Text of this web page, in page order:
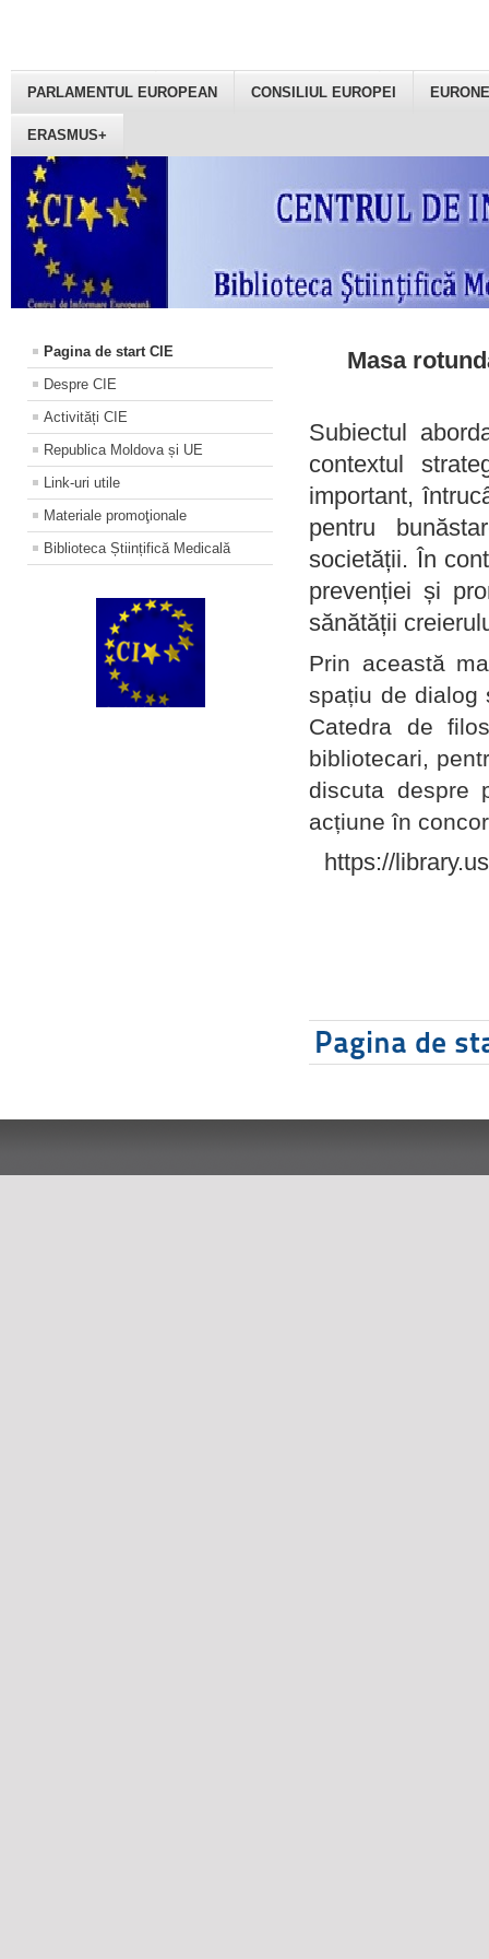
PARLAMENTUL EUROPEAN CONSILIUL EUROPEI
ERASMUS+
Pagina de start CIE
Despre CIE
Activități CIE
Republica Moldova și UE
Link-uri utile
Materiale promoţionale
Biblioteca Științifică Medicală
Masa
Subiectul
contextul
important,
pentru
societății. În
prevenției și
sănătății
Prin această
spațiu de dialog
Catedra de
bibliotecari,
discuta despre
acțiune în
https://
Pagina de